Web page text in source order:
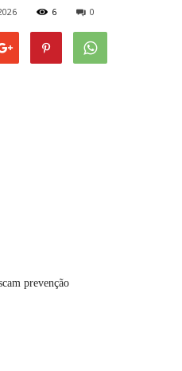
6 0
prevenção